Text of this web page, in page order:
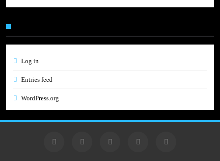
Log in
Entries feed
WordPress.org